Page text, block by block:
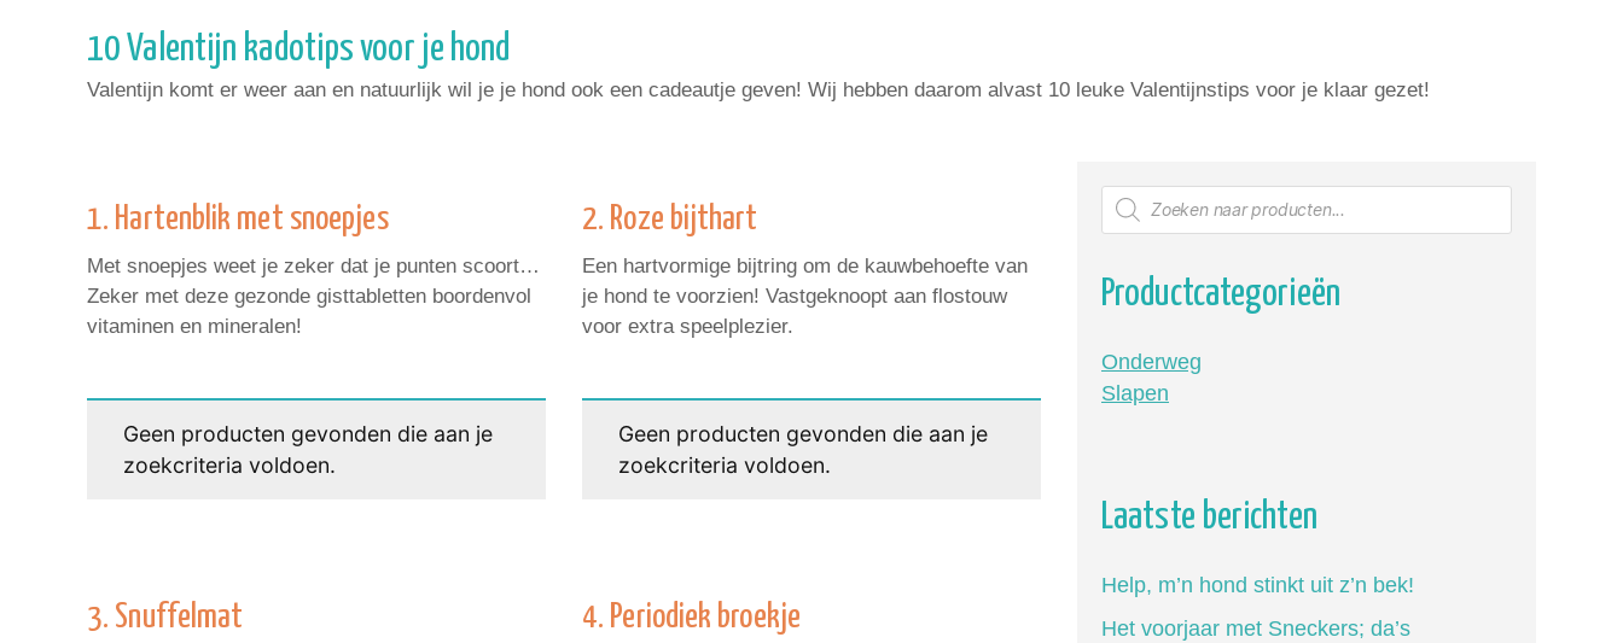
10 Valentijn kadotips voor je hond
Valentijn komt er weer aan en natuurlijk wil je je hond ook een cadeautje geven! Wij hebben daarom alvast 10 leuke Valentijnstips voor je klaar gezet!
1. Hartenblik met snoepjes
Met snoepjes weet je zeker dat je punten scoort…
Zeker met deze gezonde gisttabletten boordenvol
vitaminen en mineralen!
Geen producten gevonden die aan je
zoekcriteria voldoen.
3. Snuffelmat
2. Roze bijthart
Een hartvormige bijtring om de kauwbehoefte van
je hond te voorzien! Vastgeknoopt aan flostouw
voor extra speelplezier.
Geen producten gevonden die aan je
zoekcriteria voldoen.
4. Periodiek broekje
Producten
zoeken
Productcategorieën
Onderweg
Slapen
Laatste berichten
Help, m’n hond stinkt uit z’n bek!
Het voorjaar met Sneckers; da’s